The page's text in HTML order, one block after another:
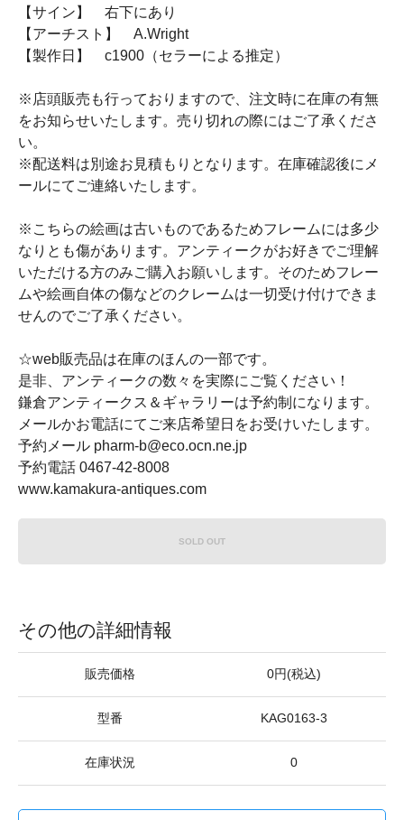
【サイン】 右下にあり
【アーチスト】 A.Wright
【製作日】 c1900（セラーによる推定）
※店頭販売も行っておりますので、注文時に在庫の有無
をお知らせいたします。売り切れの際にはご了承くださ
い。
※配送料は別途お見積もりとなります。在庫確認後にメ
ールにてご連絡いたします。
※こちらの絵画は古いものであるためフレームには多少
なりとも傷があります。アンティークがお好きでご理解
いただける方のみご購入お願いします。そのためフレー
ムや絵画自体の傷などのクレームは一切受け付けできま
せんのでご了承ください。
☆web販売品は在庫のほんの一部です。
是非、アンティークの数々を実際にご覧ください！
鎌倉アンティークス＆ギャラリーは予約制になります。
メールかお電話にてご来店希望日をお受けいたします。
予約メール pharm-b@eco.ocn.ne.jp
予約電話 0467-42-8008
www.kamakura-antiques.com
SOLD OUT
その他の詳細情報
販売価格 0円(税込)
型番 KAG0163-3
在庫状況 0